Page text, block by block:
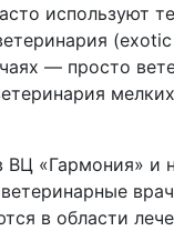
используют
— просто
ВЦ «Гармония» и
в области